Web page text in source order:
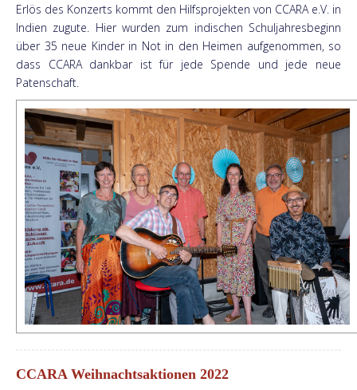
Erlös des Konzerts kommt den Hilfsprojekten von CCARA e.V. in
Indien zugute. Hier wurden zum indischen Schuljahresbeginn
über 35 neue Kinder in Not in den Heimen aufgenommen, so
dass CCARA dankbar ist für jede Spende und jede neue
Patenschaft.
CCARA Weihnachtsaktionen 2022